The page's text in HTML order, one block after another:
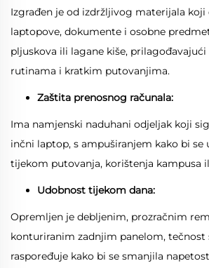
Izgrađen je od izdržljivog materijala
laptopove, dokumente i osobne
pljuskova ili lagane kiše,
rutinama i kratkim putovanjima.
Zaštita prenosnog računala:
Ima namjenski naduhani odjeljak koji
inčni laptop, s ampuširanjem kako bi
tijekom putovanja, korištenja kampusa
Udobnost tijekom dana:
Opremljen je debljenim, prozračnim
konturiranim zadnjim panelom, tečnost
raspoređuje kako bi se smanjila